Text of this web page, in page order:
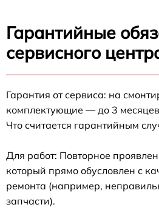
Гарантийные
сервисного
Гарантия от сервиса: на
комплектующие — до 3
Что считается гарантийным
Для работ: Повторное
который прямо обусловлен с
ремонта (например,
запчасти).